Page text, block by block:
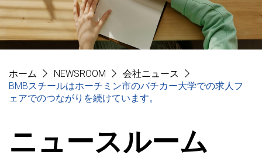
ホーム NEWSROOM
会社ニュース
BMBスチールはホーチミン市のバチカー大学での求人フ
ェアでのつながりを続けています。
ニュースルーム